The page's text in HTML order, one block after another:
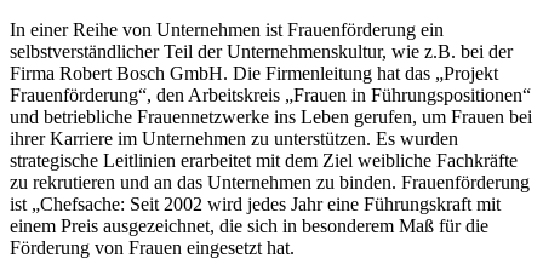
In einer Reihe von Unternehmen ist Frauenförderung ein
selbstverständlicher Teil der Unternehmenskultur, wie z.B. bei der
Firma Robert Bosch GmbH. Die Firmenleitung hat das „Projekt
Frauenförderung“, den Arbeitskreis „Frauen in Führungspositionen“
und betriebliche Frauennetzwerke ins Leben gerufen, um Frauen bei
ihrer Karriere im Unternehmen zu unterstützen. Es wurden
strategische Leitlinien erarbeitet mit dem Ziel weibliche Fachkräfte
zu rekrutieren und an das Unternehmen zu binden. Frauenförderung
ist „Chefsache: Seit 2002 wird jedes Jahr eine Führungskraft mit
einem Preis ausgezeichnet, die sich in besonderem Maß für die
Förderung von Frauen eingesetzt hat.